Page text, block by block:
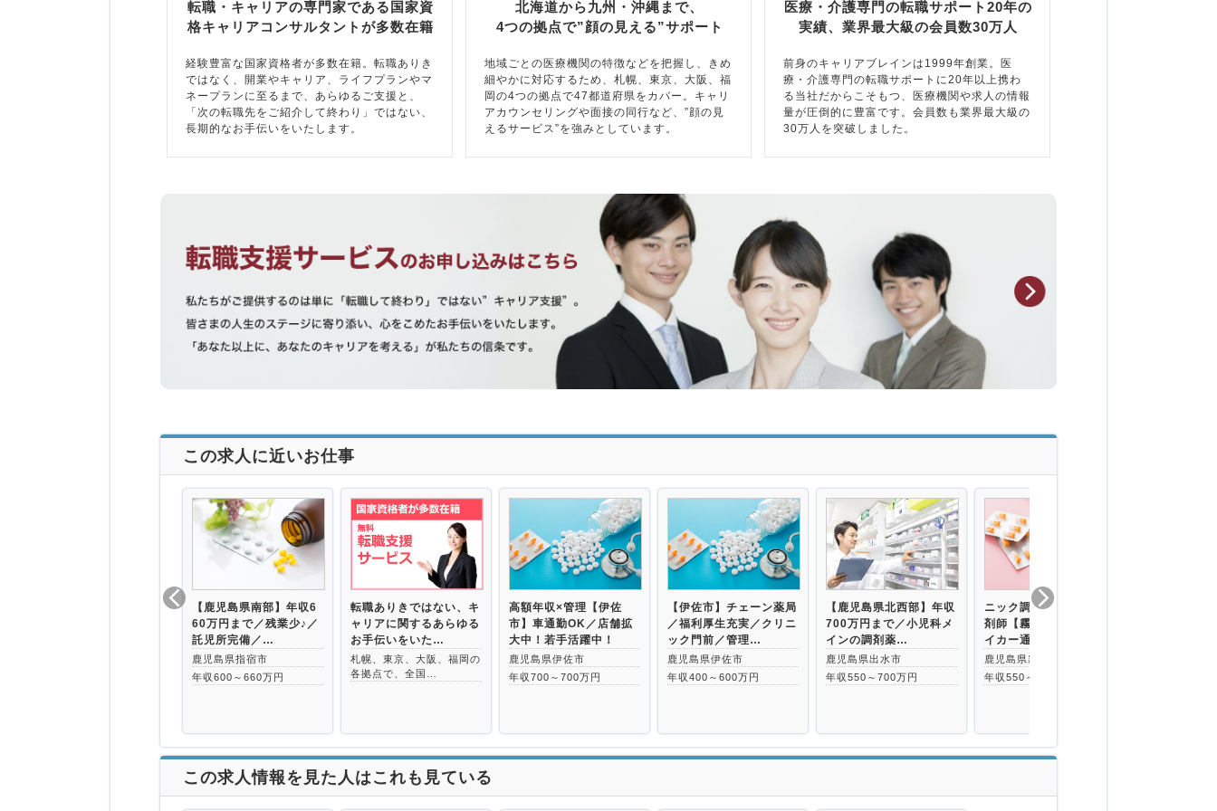
転職・キャリアの専門家である国家資
格キャリアコンサルタントが多数在籍
経験豊富な国家資格者が多数在籍。転職ありき
ではなく、開業やキャリア、ライフプランやマ
ネープランに至るまで、あらゆるご支援と、
「次の転職先をご紹介して終わり」ではない、
長期的なお手伝いをいたします。
北海道から九州・沖縄まで、
4つの拠点で”顔の見える”サポート
地域ごとの医療機関の特徴などを把握し、きめ
細やかに対応するため、札幌、東京、大阪、福
岡の4つの拠点で47都道府県をカバー。キャリ
アカウンセリングや面接の同行など、”顔の見
えるサービス”を強みとしています。
医療・介護専門の転職サポート20年の
実績、業界最大級の会員数30万人
前身のキャリアブレインは1999年創業。医
療・介護専門の転職サポートに20年以上携わ
る当社だからこそもつ、医療機関や求人の情報
量が圧倒的に豊富です。会員数も業界最大級の
30万人を突破しました。
この求人に近いお仕事
【鹿児島県南部】年収6
60万円まで／残業少♪／
託児所完備／…
鹿児島県指宿市
年収600～660万円
転職ありきではない、キ
ャリアに関するあらゆる
お手伝いをいた…
札幌、東京、大阪、福岡の
各拠点で、全国…
高額年収×管理【伊佐
市】車通勤OK／店舗拡
大中！若手活躍中！
鹿児島県伊佐市
年収700～700万円
【伊佐市】チェーン薬局
／福利厚生充実／クリニ
ック門前／管理…
鹿児島県伊佐市
年収400～600万円
【鹿児島県北西部】年収
700万円まで／小児科メ
インの調剤薬…
鹿児島県出水市
年収550～700万円
ニック調剤薬局×管理薬
剤師【霧島市】透析／マ
イカー通勤可
鹿児島県霧島市
年収550～650万円
この求人情報を見た人はこれも見ている